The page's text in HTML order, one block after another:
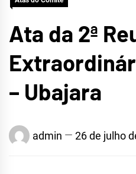
Ata da 2ª
– Ubajara
admin 26 de julho